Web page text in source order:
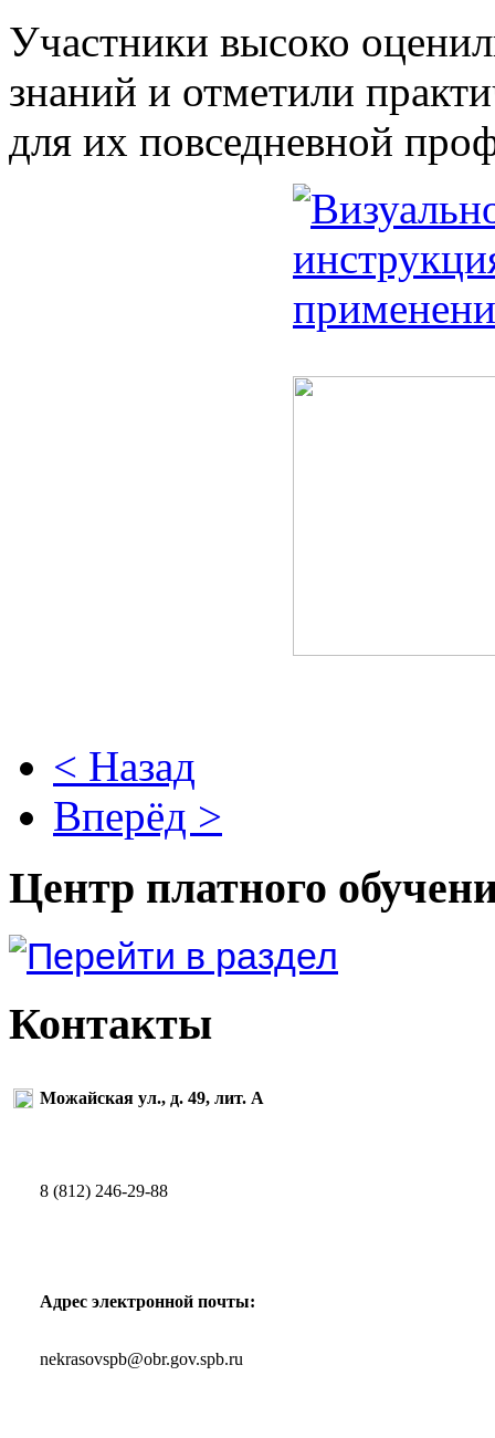
Участники высоко
знаний и отметили
для их повседневной
< Назад
Вперёд >
Центр платного
Контакты
Можайская ул., д. 49, лит. А
8 (812) 246-29-88
Адрес электронной почты:
nekrasovspb@obr.gov.spb.ru